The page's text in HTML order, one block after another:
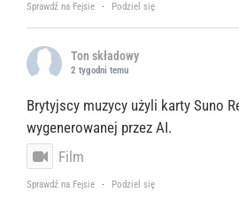
Sprawdź na Fejsie · Podziel się
Ton składowy
2 tygodni temu
Brytyjscy muzycy użyli karty Suno
wygenerowanej przez AI.
Film
Sprawdź na Fejsie · Podziel się